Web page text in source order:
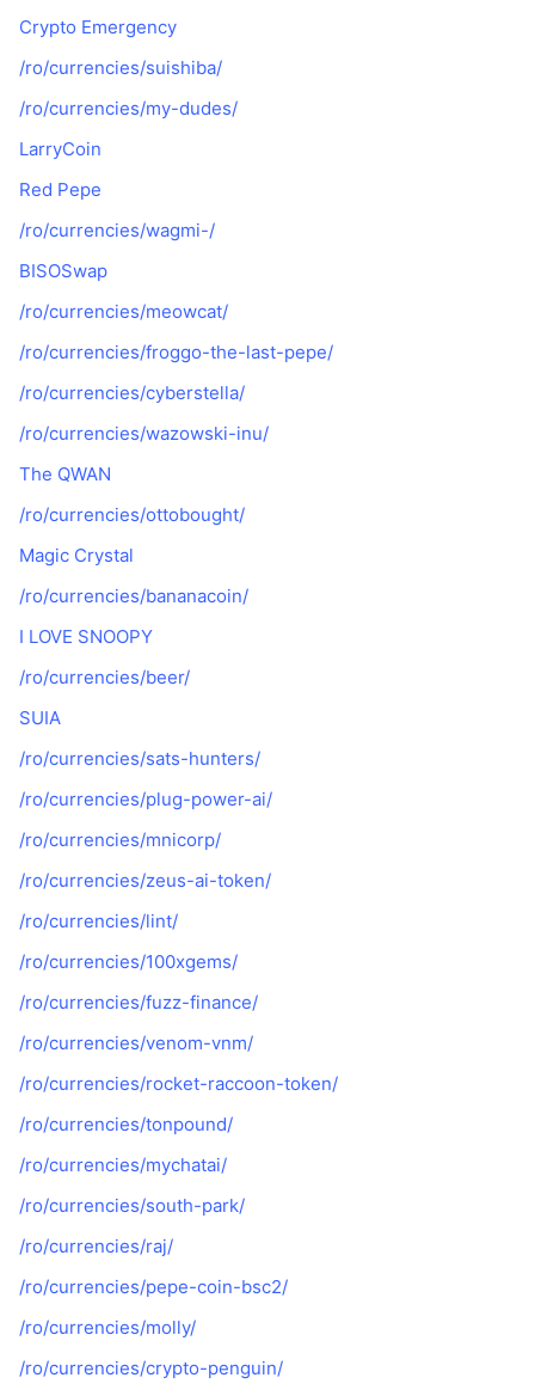
Crypto Emergency
/ro/currencies/suishiba/
/ro/currencies/my-dudes/
LarryCoin
Red Pepe
/ro/currencies/wagmi-/
BISOSwap
/ro/currencies/meowcat/
/ro/currencies/froggo-the-last-pepe/
/ro/currencies/cyberstella/
/ro/currencies/wazowski-inu/
The QWAN
/ro/currencies/ottobought/
Magic Crystal
/ro/currencies/bananacoin/
I LOVE SNOOPY
/ro/currencies/beer/
SUIA
/ro/currencies/sats-hunters/
/ro/currencies/plug-power-ai/
/ro/currencies/mnicorp/
/ro/currencies/zeus-ai-token/
/ro/currencies/lint/
/ro/currencies/100xgems/
/ro/currencies/fuzz-finance/
/ro/currencies/venom-vnm/
/ro/currencies/rocket-raccoon-token/
/ro/currencies/tonpound/
/ro/currencies/mychatai/
/ro/currencies/south-park/
/ro/currencies/raj/
/ro/currencies/pepe-coin-bsc2/
/ro/currencies/molly/
/ro/currencies/crypto-penguin/